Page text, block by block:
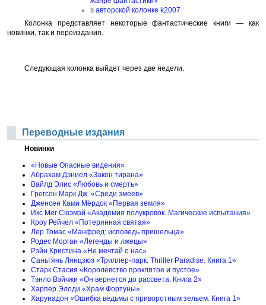
в авторской колонке k2007
Колонка представляет некоторые фантастические книги — как
новинки, так и переиздания.
Следующая колонка выйдет через две недели.
Переводные издания
Новинки
«Новые Опасные видения»
Абрахам Дэниел «Закон тирана»
Вайлд Элис «Любовь и смерть»
Грегсон Марк Дж. «Среди змеев»
Дженсен Ками Мёрдок «Первая земля»
Икс Мег Сюэмэй «Академия полукровок. Магические испытания»
Кроу Рейчел «Потерянная святая»
Лер Томас «Манфред: исповедь пришельца»
Родес Морган «Легенды и лжецы»
Рэйн Кристина «Не мечтай о нас»
Саньтянь Лянцзюэ «Триллер-парк. Thriller Paradise. Книга 1»
Старк Стасия «Королевство проклятое и пустое»
Тэнло Вэйчжи «Он вернется до рассвета. Книга 2»
Харпер Элоди «Храм Фортуны»
Харунадон «Ошибка ведьмы с приворотным зельем. Книга 1»